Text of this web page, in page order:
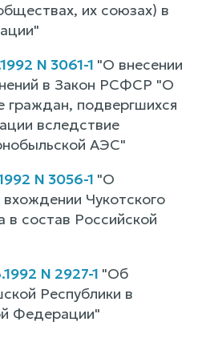
их союзах) в
N 3061-1 "О внесении
в Закон РСФСР "О
граждан, подвергшихся
вследствие
АЭС"
N 3056-1 "О
Чукотского
в состав Российской
N 2927-1 "Об
Республики в
Федерации"